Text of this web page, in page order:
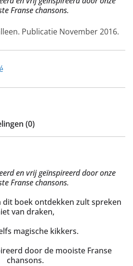
Franse chansons.
Publicatie November 2016.
(0)
en vrij geïnspireerd door onze
Franse chansons.
dit boek ontdekken zult spreken
van draken,
magische kikkers.
door de mooiste Franse
chansons.